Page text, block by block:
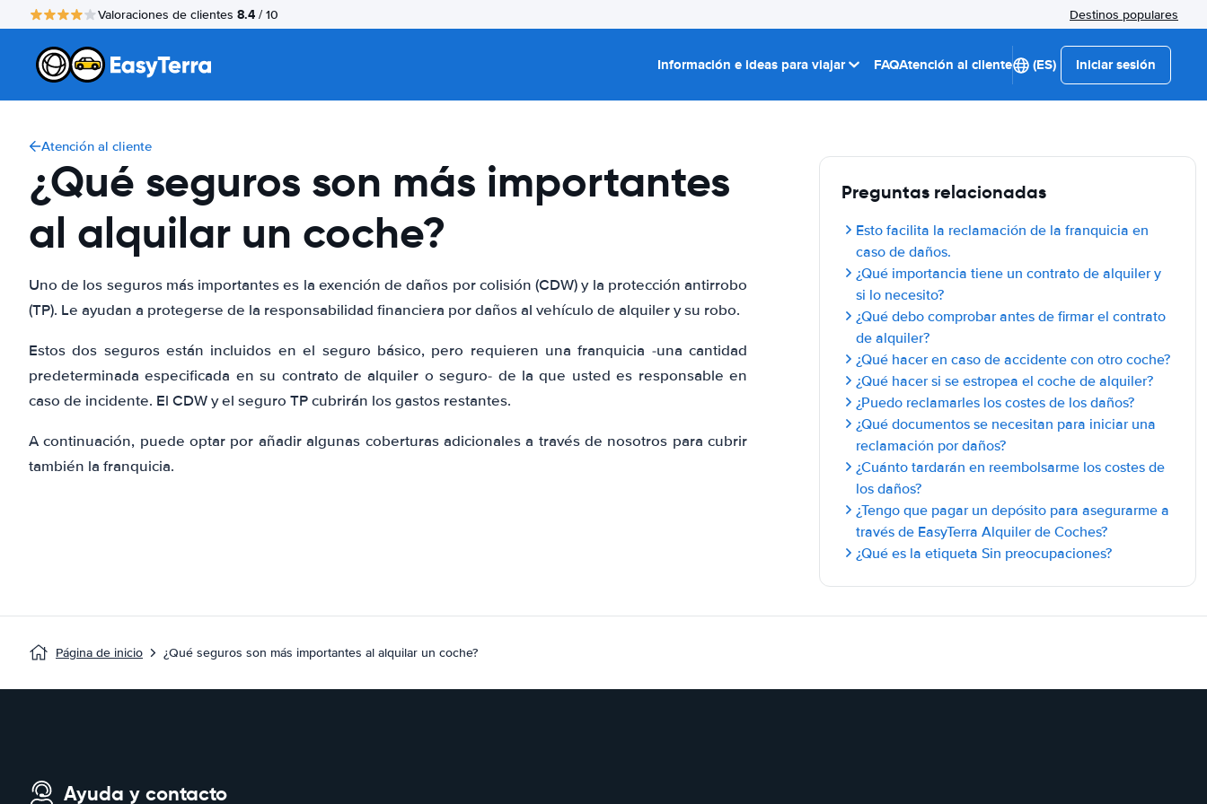
Valoraciones de clientes 8.4 / 10 Destinos populares
Información e ideas para viajar FAQAtención al cliente (ES) Iniciar sesión
Atención al cliente
¿Qué seguros son más importantes
al alquilar un coche?
Uno de los seguros más importantes es la exención de daños por colisión (CDW) y la protección antirrobo
(TP). Le ayudan a protegerse de la responsabilidad financiera por daños al vehículo de alquiler y su robo.
Estos dos seguros están incluidos en el seguro básico, pero requieren una franquicia -una cantidad
predeterminada especificada en su contrato de alquiler o seguro- de la que usted es responsable en
caso de incidente. El CDW y el seguro TP cubrirán los gastos restantes.
A continuación, puede optar por añadir algunas coberturas adicionales a través de nosotros para cubrir
también la franquicia.
Preguntas relacionadas
Esto facilita la reclamación de la franquicia en
caso de daños.
¿Qué importancia tiene un contrato de alquiler y
si lo necesito?
¿Qué debo comprobar antes de firmar el contrato
de alquiler?
¿Qué hacer en caso de accidente con otro coche?
¿Qué hacer si se estropea el coche de alquiler?
¿Puedo reclamarles los costes de los daños?
¿Qué documentos se necesitan para iniciar una
reclamación por daños?
¿Cuánto tardarán en reembolsarme los costes de
los daños?
¿Tengo que pagar un depósito para asegurarme a
través de EasyTerra Alquiler de Coches?
¿Qué es la etiqueta Sin preocupaciones?
Página de inicio ¿Qué seguros son más importantes al alquilar un coche?
Ayuda y contacto